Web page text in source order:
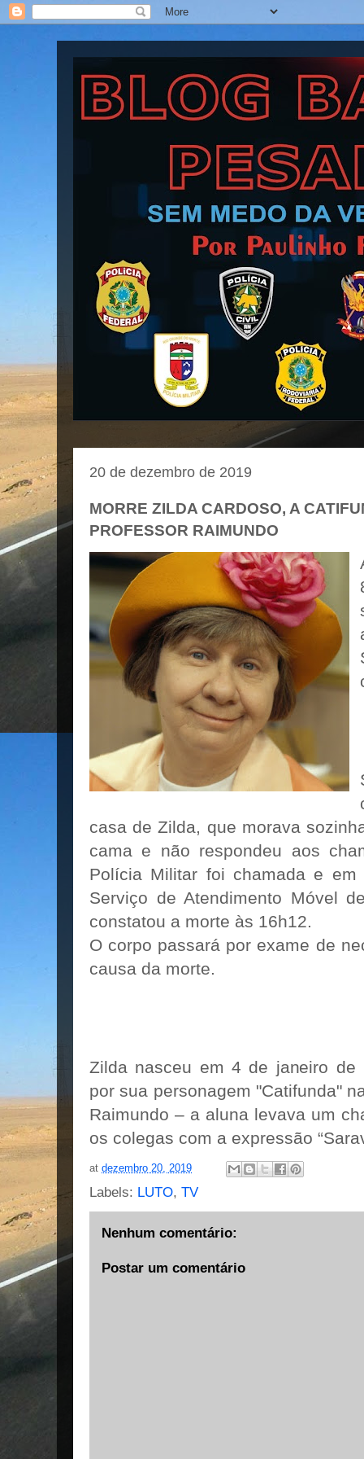
Blog Barra Pesada
20 de dezembro de 2019
MORRE ZILDA CARDOSO, A
PROFESSOR RAIMUNDO
casa de Zilda, que morava
cama e não respondeu aos
Polícia Militar foi chamada e
Serviço de Atendimento Móvel
constatou a morte às 16h12.
O corpo passará por exame de
causa da morte.
Zilda nasceu em 4 de janeiro de
por sua personagem "Catifunda"
Raimundo – a aluna levava um
os colegas com a expressão
at dezembro 20, 2019
Labels: LUTO, TV
Nenhum comentário:
Postar um comentário